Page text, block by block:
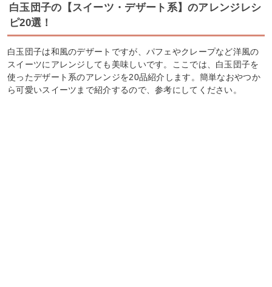
白玉団子の【スイーツ・デザート系】のアレンジレシ
ピ20選！
白玉団子は和風のデザートですが、パフェやクレープなど洋風の
スイーツにアレンジしても美味しいです。ここでは、白玉団子を
使ったデザート系のアレンジを20品紹介します。簡単なおやつか
ら可愛いスイーツまで紹介するので、参考にしてください。